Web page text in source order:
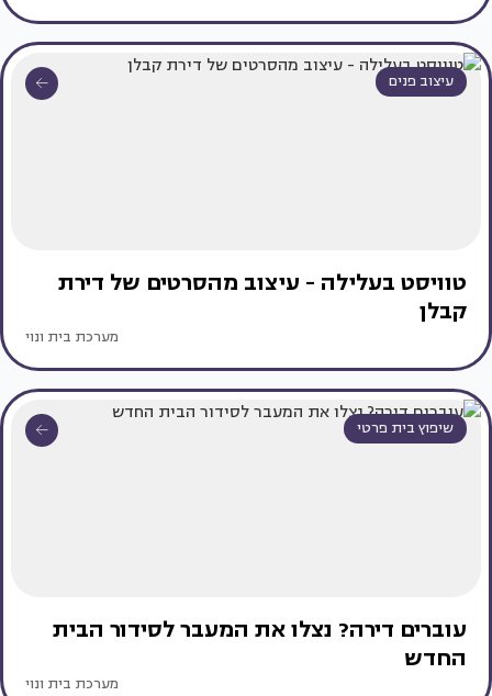
עיצוב פנים
טוויסט בעלילה - עיצוב מהסרטים של דירת
קבלן
מערכת בית ונוי
שיפוץ בית פרטי
עוברים דירה? נצלו את המעבר לסידור הבית
החדש
מערכת בית ונוי